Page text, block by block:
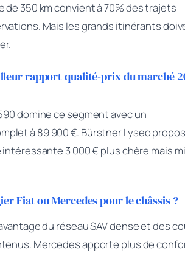
de 350 km convient à 70% des trajets
Mais les grands itinérants
rapport qualité-prix du marché
domine ce segment avec un
à 89 900 €. Bürstner Lyseo
3 000 € plus chère mais
Fiat ou Mercedes pour le châssis ?
du réseau SAV dense et des
Mercedes apporte plus de